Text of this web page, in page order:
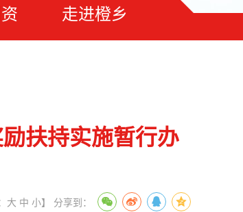
走进橙乡
扶持实施暂行办
大 中 小】 分享到：